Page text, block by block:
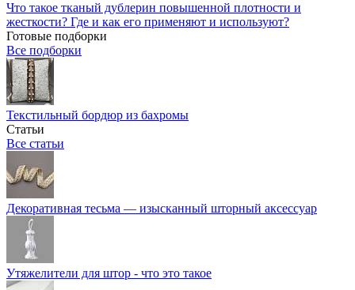
Что такое тканый дублерин повышенной плотности и
жесткости? Где и как его применяют и используют?
Готовые подборки
Все подборки
Текстильный бордюр из бахромы
Статьи
Все статьи
Декоративная тесьма — изысканный шторный аксессуар
Утяжелители для штор - что это такое